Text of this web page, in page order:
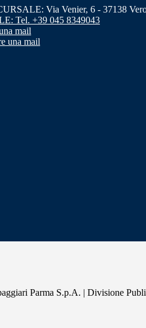
Via Venier, 6 - 37138
Tel. +39 045 8349043
mail
una mail
Parma S.p.A. | Divisione